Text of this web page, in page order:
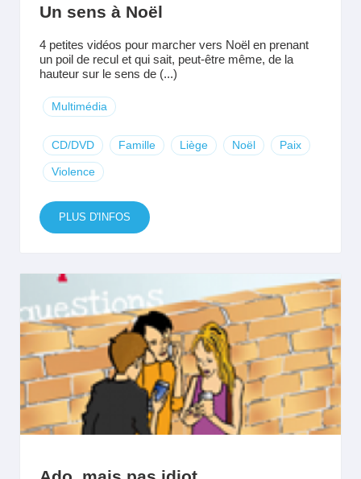
Un sens à Noël
4 petites vidéos pour marcher vers Noël en prenant
un poil de recul et qui sait, peut-être même, de la
hauteur sur le sens de (...)
Multimédia
CD/DVD Famille Liège Noël Paix
Violence
PLUS D'INFOS